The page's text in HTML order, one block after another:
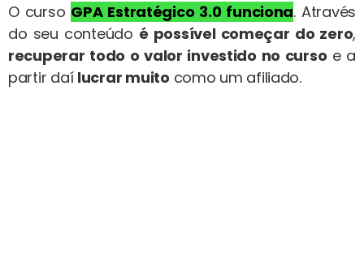
O curso GPA Estratégico 3.0funciona. Através
do seu conteúdo é possível começar do zero,
recuperar todo o valor investido no curso e a
partir daí lucrar muito como um afiliado.